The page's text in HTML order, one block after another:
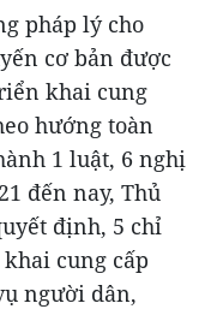
pháp lý cho
cơ bản được
khai cung
hướng toàn
1 luật, 6 nghị
đến nay, Thủ
định, 5 chỉ
cung cấp
người dân,